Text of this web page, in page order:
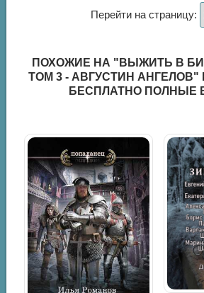
Перейти на страницу:
ПОХОЖИЕ НА "ВЫЖИТЬ В
ТОМ 3 - АВГУСТИН АНГЕЛОВ"
БЕСПЛАТНО ПОЛНЫЕ